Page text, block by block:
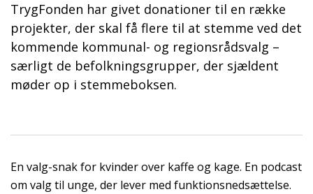
TrygFonden har givet donationer til en række
projekter, der skal få flere til at stemme ved det
kommende kommunal- og regionsrådsvalg –
særligt de befolkningsgrupper, der sjældent
møder op i stemmeboksen.
En valg-snak for kvinder over kaffe og kage. En podcast
om valg til unge, der lever med funktionsnedsættelse.